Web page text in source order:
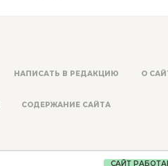
НАПИСАТЬ В РЕДАКЦИЮ О
СОДЕРЖАНИЕ САЙТА
САЙТ